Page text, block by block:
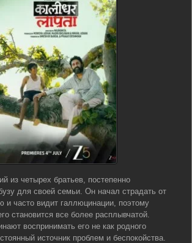
из четырех братьев, постепенно
для своей семьи. Он начал страдать от
и часто видит галлюцинации, поэтому
становится все более расплывчатой.
воспринимать его не как родного
источник проблем и беспокойства.